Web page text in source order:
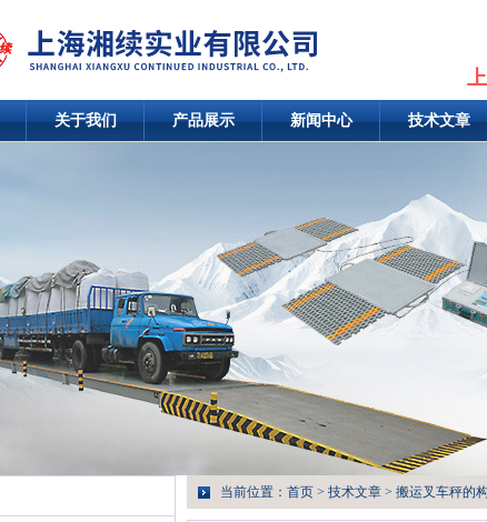
关于我们 产品展示 新闻中心 技术文章
当前位置： 首页 > 技术文章 > 搬运叉车秤的